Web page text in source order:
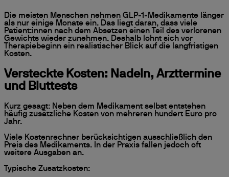
Die meisten Menschen nehmen GLP-1-Medikamente länger
als nur einige Monate ein. Das liegt daran, dass viele
Patient:innen nach dem Absetzen einen Teil des verlorenen
Gewichts wieder zunehmen. Deshalb lohnt sich vor
Therapiebeginn ein realistischer Blick auf die langfristigen
Kosten.
Versteckte Kosten: Nadeln, Arzttermine
und Bluttests
Kurz gesagt: Neben dem Medikament selbst entstehen
häufig zusätzliche Kosten von mehreren hundert Euro pro
Jahr.
Viele Kostenrechner berücksichtigen ausschließlich den
Preis des Medikaments. In der Praxis fallen jedoch oft
weitere Ausgaben an.
Typische Zusatzkosten: